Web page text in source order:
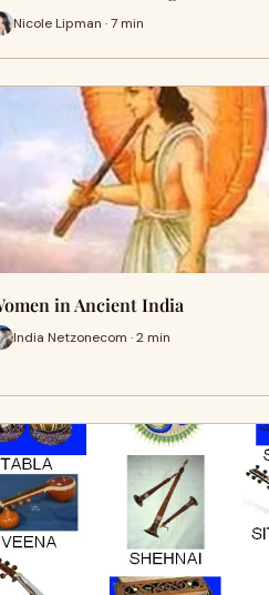
Nicole Lipman · 7 min
in Ancient India
India Netzonecom · 2 min